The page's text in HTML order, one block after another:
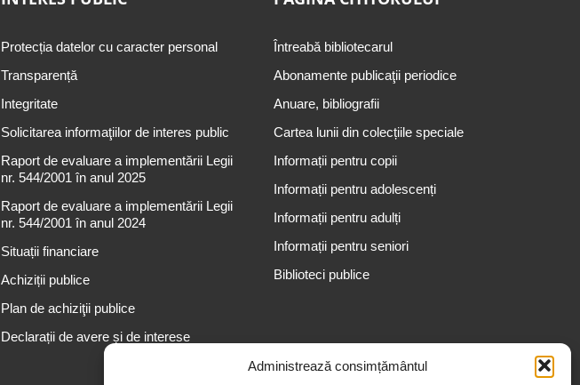
Administrează consimțământul
Protecția datelor cu caracter personal
Transparență
Integritate
Solicitarea informaţiilor de interes public
Raport de evaluare a implementării Legii
nr. 544/2001 în anul 2025
Raport de evaluare a implementării Legii
nr. 544/2001 în anul 2024
Situații financiare
Achiziții publice
Plan de achiziţii publice
Declarații de avere și de interese
Întreabă bibliotecarul
Abonamente publicaţii periodice
Anuare, bibliografii
Cartea lunii din colecțiile speciale
Informații pentru copii
Informații pentru adolescenți
Informații pentru adulți
Informații pentru seniori
Biblioteci publice